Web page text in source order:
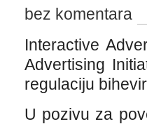
bez komentara
Interactive
Advertising
regulaciju
U pozivu za